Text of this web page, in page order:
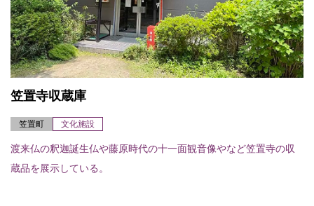
笠置寺収蔵庫
笠置町 文化施設
渡来仏の釈迦誕生仏や藤原時代の十一面観音像やなど笠置寺の収
蔵品を展示している。